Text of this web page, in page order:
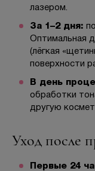
лазером.
За 1–2 дня:
Оптимальная
(лёгкая
поверхности
В день
обработки
другую
Уход после
Первые 24